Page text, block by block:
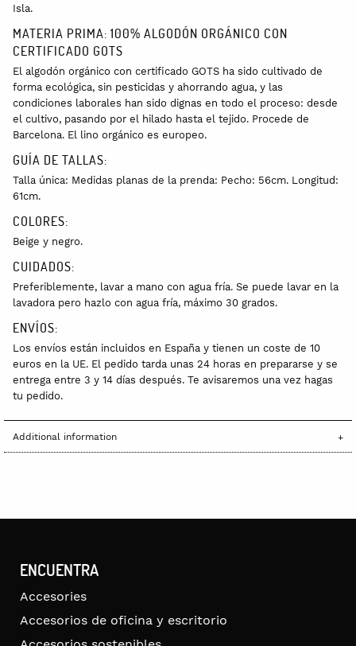
Isla.
MATERIA PRIMA: 100% ALGODÓN ORGÁNICO CON
CERTIFICADO GOTS
El algodón orgánico con certificado GOTS ha sido cultivado de
forma ecológica, sin pesticidas y ahorrando agua, y las
condiciones laborales han sido dignas en todo el proceso: desde
el cultivo, pasando por el hilado hasta el tejido. Procede de
Barcelona. El lino orgánico es europeo.
GUÍA DE TALLAS:
Talla única: Medidas planas de la prenda: Pecho: 56cm. Longitud:
61cm.
COLORES:
Beige y negro.
CUIDADOS:
Preferiblemente, lavar a mano con agua fría. Se puede lavar en la
lavadora pero hazlo con agua fría, máximo 30 grados.
ENVÍOS:
Los envíos están incluidos en España y tienen un coste de 10
euros en la UE. El pedido tarda unas 24 horas en prepararse y se
entrega entre 3 y 14 días después. Te avisaremos una vez hagas
tu pedido.
Additional information
ENCUENTRA
Accesories
Accesorios de oficina y escritorio